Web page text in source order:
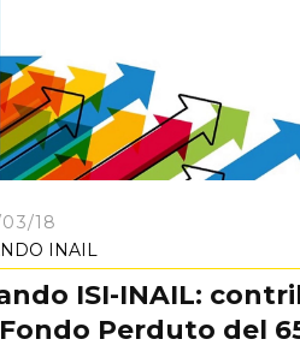
18
INAIL
ISI-INAIL:
Perduto del